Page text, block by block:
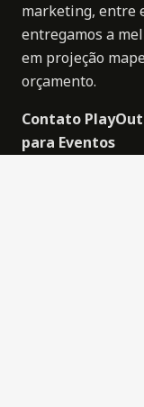
marketing, entre
entregamos a
em projeção
orçamento.
Contato PlayOut
para Eventos